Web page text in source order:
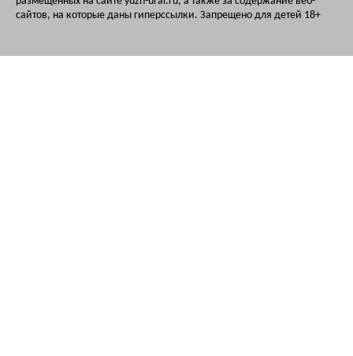
сайтов, на которые даны гиперссылки. Запрещено для детей 18+